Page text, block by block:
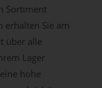
Sortiment
erhalten Sie am
über alle
Lager
hohe